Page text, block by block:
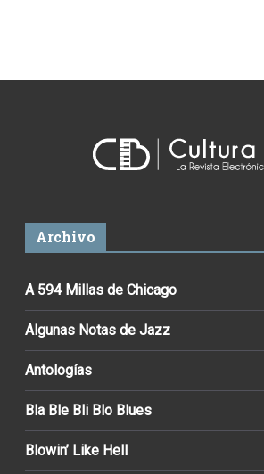
Archivo
A 594 Millas de Chicago
Algunas Notas de Jazz
Antologías
Bla Ble Bli Blo Blues
Blowin’ Like Hell